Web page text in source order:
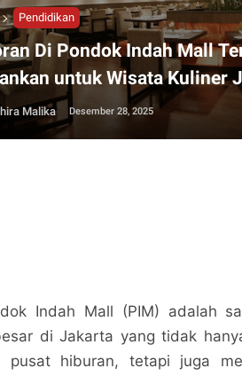
Pendidikan
Di Pondok Indah Mall
untuk Wisata Kuliner
Malika Desember 28, 2025
Indah Mall (PIM) adalah
di Jakarta yang tidak
pusat hiburan, tetapi juga